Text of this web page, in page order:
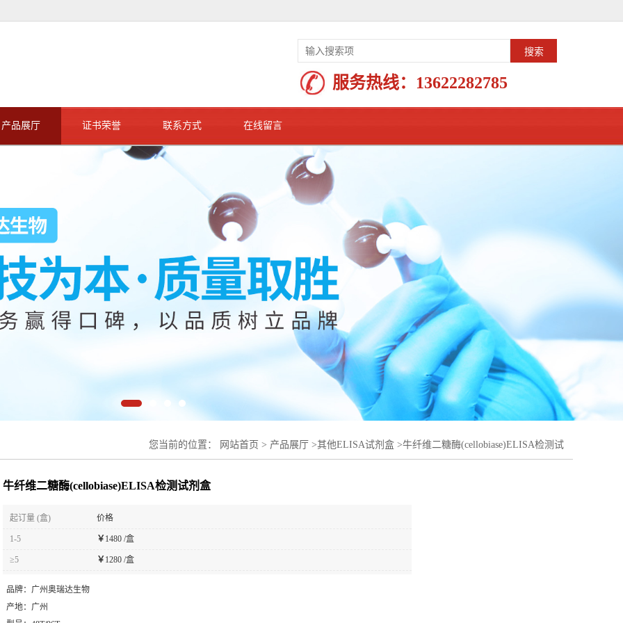
服务热线： 13622282785
产品展厅 证书荣誉 联系方式 在线留言
您当前的位置： 网站首页 > 产品展厅 >其他ELISA试剂盒 >牛纤维二糖酶(cellobiase)ELISA检测试
牛纤维二糖酶(cellobiase)ELISA检测试剂盒
起订量 (盒) 价格
1-5 ￥1480 /盒
≥5 ￥1280 /盒
品牌： 广州奥瑞达生物
产地： 广州